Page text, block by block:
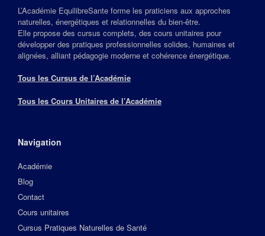
L’Académie EquilibreSante forme les praticiens aux approches
naturelles, énergétiques et relationnelles du bien‑être.
Elle propose des cursus complets, des cours unitaires pour
développer des pratiques professionnelles solides, humaines et
alignées, alliant pédagogie moderne et cohérence énergétique.
Tous les Cursus de l’Académie
Tous les Cours Unitaires de l’Académie
Navigation
Académie
Blog
Contact
Cours unitaires
Cursus Pratiques Naturelles de Santé